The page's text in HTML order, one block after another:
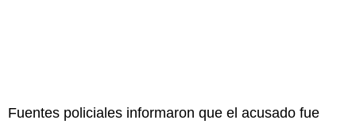
Fuentes policiales informaron que el acusado fue